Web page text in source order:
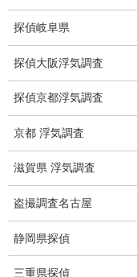
待ち伏せ
集団ストーカー
GPS発見調査
盗難車両調査
探偵岐阜県
探偵大阪浮気調査
探偵京都浮気調査
京都 浮気調査
滋賀県 浮気調査
盗撮調査名古屋
静岡県探偵
三重県探偵